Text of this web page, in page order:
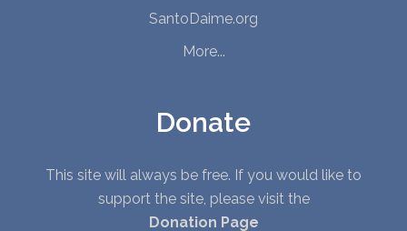
SantoDaime.org
More...
Donate
This site will always be free. If you would like to
support the site, please visit the
Donation Page